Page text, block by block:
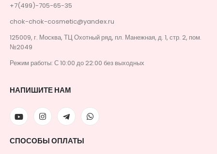
+7(499)-705-65-35
chok-chok-cosmetic@yandex.ru
125009, г. Москва, ТЦ Охотный ряд, пл. Манежная, д. 1, стр. 2, пом.
№2049
Режим работы: С 10:00 до 22:00 без выходных
НАПИШИТЕ НАМ
СПОСОБЫ ОПЛАТЫ